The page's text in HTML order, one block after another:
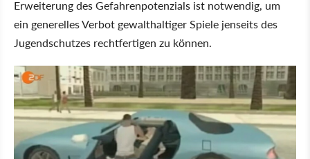
Erweiterung des Gefahrenpotenzials ist notwendig, um
ein generelles Verbot gewalthaltiger Spiele jenseits des
Jugendschutzes rechtfertigen zu können.